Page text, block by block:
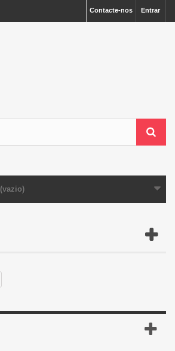
Entrar
Contacte-nos
(vazio)